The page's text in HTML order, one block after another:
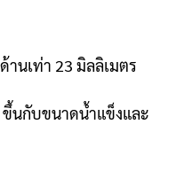
านเท่า 23 มิลลิเมตร
นกับขนาดน้ำแข็งและ